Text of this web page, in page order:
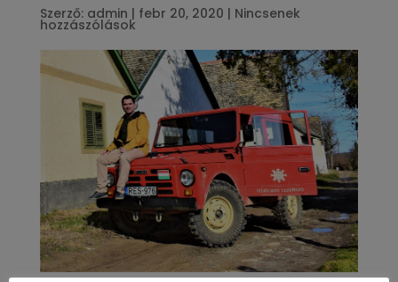
Szerző: admin | febr 20, 2020 | Nincsenek
hozzászólások